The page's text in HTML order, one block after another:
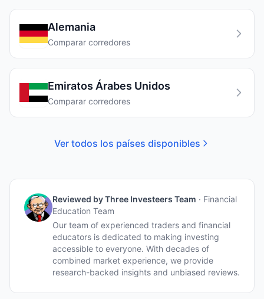
Alemania
Comparar corredores
Emiratos Árabes Unidos
Comparar corredores
Ver todos los países disponibles
Reviewed byThree Investeers Team · Financial
Education Team
Our team of experienced traders and financial
educators is dedicated to making investing
accessible to everyone. With decades of
combined market experience, we provide
research-backed insights and unbiased reviews.